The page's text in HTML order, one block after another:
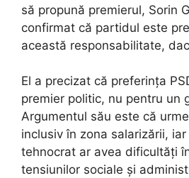
să propună premierul, Sorin
confirmat că partidul este
această responsabilitate,
El a precizat că preferința
premier politic, nu pentru un
Argumentul său este că
inclusiv în zona salarizării,
tehnocrat ar avea dificultăți
tensiunilor sociale și